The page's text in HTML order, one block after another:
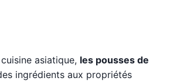
asiatique, les pousses de
ingrédients aux propriétés